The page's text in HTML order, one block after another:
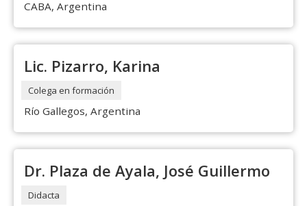
CABA, Argentina
Lic. Pizarro, Karina
Colega en formación
Río Gallegos, Argentina
Dr. Plaza de Ayala, José Guillermo
Didacta